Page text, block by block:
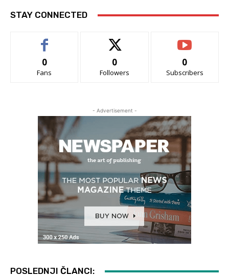
STAY CONNECTED
0
Fans
0
Followers
0
Subscribers
- Advertisement -
POSLEDNJI ČLANCI: